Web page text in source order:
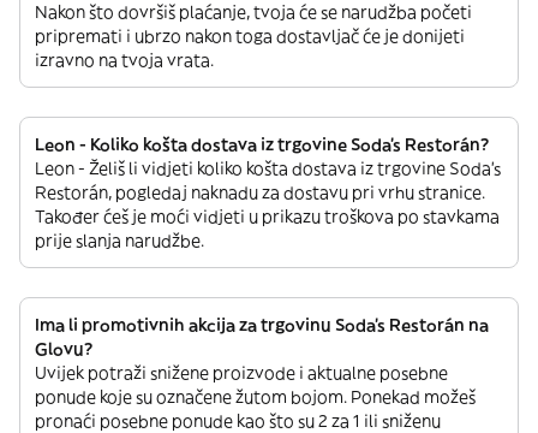
Nakon što dovršiš plaćanje, tvoja će se narudžba početi
pripremati i ubrzo nakon toga dostavljač će je donijeti
izravno na tvoja vrata.
Leon - Koliko košta dostava iz trgovine Soda's Restorán?
Leon - Želiš li vidjeti koliko košta dostava iz trgovine Soda's
Restorán, pogledaj naknadu za dostavu pri vrhu stranice.
Također ćeš je moći vidjeti u prikazu troškova po stavkama
prije slanja narudžbe.
Ima li promotivnih akcija za trgovinu Soda's Restorán na
Glovu?
Uvijek potraži snižene proizvode i aktualne posebne
ponude koje su označene žutom bojom. Ponekad možeš
pronaći posebne ponude kao što su 2 za 1 ili sniženu